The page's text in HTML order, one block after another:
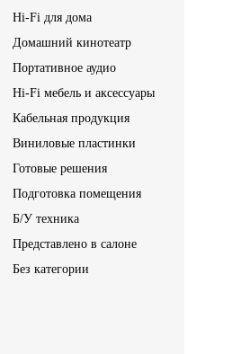
Hi-Fi для дома
Домашний кинотеатр
Портативное аудио
Hi-Fi мебель и аксессуары
Кабельная продукция
Виниловые пластинки
Готовые решения
Подготовка помещения
Б/У техника
Представлено в салоне
Без категории